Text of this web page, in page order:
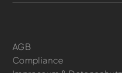
AGB
Compliance